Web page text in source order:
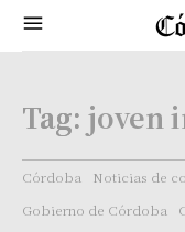
Tag: joven
Córdoba Noticias de
Gobierno de Córdoba